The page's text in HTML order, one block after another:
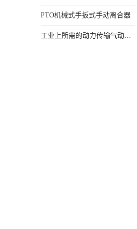
PTO机械式手扳式手动离合器
工业上所需的动力传输气动离合器WCB424